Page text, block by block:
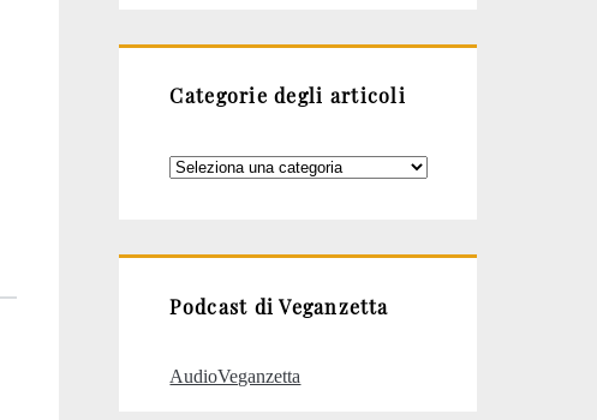
Categorie degli articoli
Categorie
Podcast di Veganzetta
AudioVeganzetta